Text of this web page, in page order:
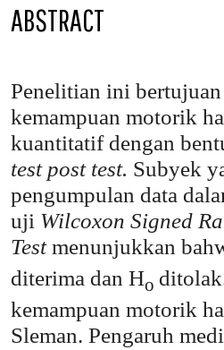
ABSTRACT
Penelitian ini
kemampuan motorik
kuantitatif dengan
test post test. Subyek
pengumpulan data
uji Wilcoxon Signed
Testmenunjukkan
diterima dan Ho
kemampuan motorik
Sleman. Pengaruh